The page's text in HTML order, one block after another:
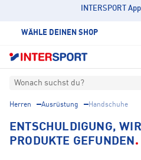
INTERSPORT
WÄHLE DEINEN SHOP
Wonach suchst du?
Herren Ausrüstung Handschuhe
ENTSCHULDIGUNG,
PRODUKTE GEFUNDEN